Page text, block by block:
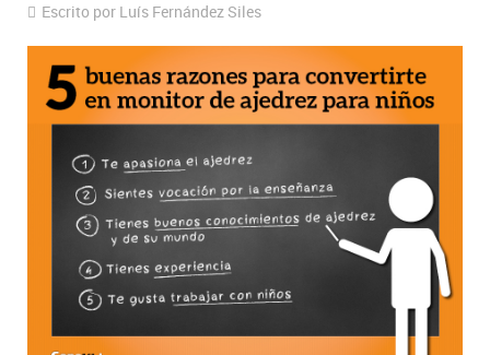
Escrito por Luís Fernández Siles